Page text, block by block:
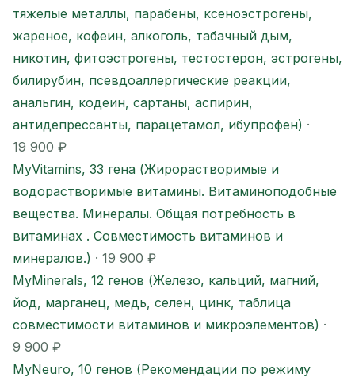
тяжелые металлы, парабены, ксеноэстрогены,
жареное, кофеин, алкоголь, табачный дым,
никотин, фитоэстрогены, тестостерон, эстрогены,
билирубин, псевдоаллергические реакции,
анальгин, кодеин, сартаны, аспирин,
антидепрессанты, парацетамол, ибупрофен) ·
19 900 ₽
MyVitamins, 33 гена (Жирорастворимые и
водорастворимые витамины. Витаминоподобные
вещества. Минералы. Общая потребность в
витаминах . Совместимость витаминов и
минералов.) · 19 900 ₽
MyMinerals, 12 генов (Железо, кальций, магний,
йод, марганец, медь, селен, цинк, таблица
совместимости витаминов и микроэлементов) ·
9 900 ₽
MyNeuro, 10 генов (Рекомендации по режиму